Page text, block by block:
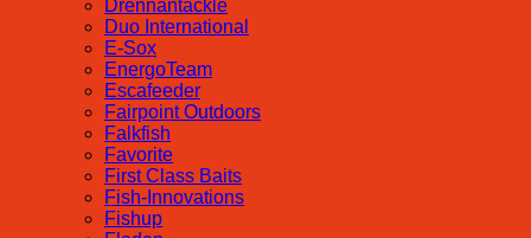
Drennantackle
Duo International
E-Sox
EnergoTeam
Escafeeder
Fairpoint Outdoors
Falkfish
Favorite
First Class Baits
Fish-Innovations
Fishup